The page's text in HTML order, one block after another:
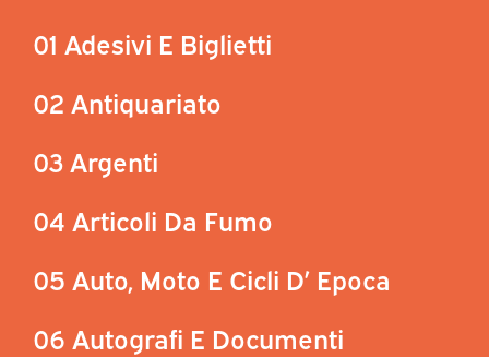
01 Adesivi E Biglietti
02 Antiquariato
03 Argenti
04 Articoli Da Fumo
05 Auto, Moto E Cicli D’ Epoca
06 Autografi E Documenti